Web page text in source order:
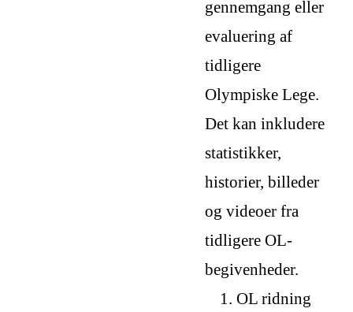
gennemgang eller
evaluering af
tidligere
Olympiske Lege.
Det kan inkludere
statistikker,
historier, billeder
og videoer fra
tidligere OL-
begivenheder.
OL ridning